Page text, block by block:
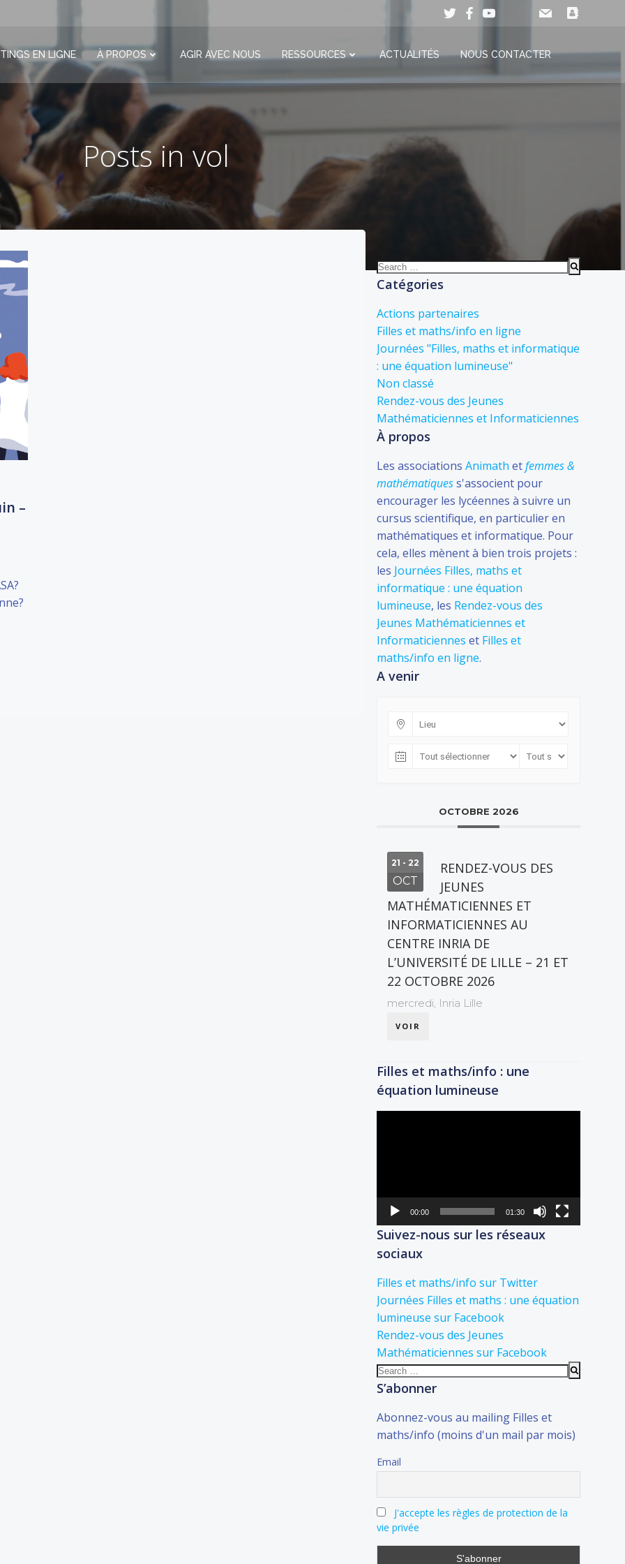
EN LIGNE À PROPOS AGIR AVEC NOUS RESSOURCES ACTUALITÉS NOUS CONTACTER
Posts in vol
–
Search
for:
Catégories
Actions partenaires
Filles et maths/info en ligne
Journées "Filles, maths et informatique
: une équation lumineuse"
Non classé
Rendez-vous des Jeunes
Mathématiciennes et Informaticiennes
À propos
Les associations Animath etfemmes &
mathématiquess'associent pour
encourager les lycéennes à suivre un
cursus scientifique, en particulier en
mathématiques et informatique. Pour
cela, elles mènent à bien trois projets :
les Journées Filles, maths et
informatique : une équation
lumineuse, les Rendez-vous des
Jeunes Mathématiciennes et
Informaticiennes et Filles et
maths/info en ligne.
A venir
OCTOBRE 2026
21 - 22
OCT
RENDEZ-VOUS DES
JEUNES
MATHÉMATICIENNES ET
INFORMATICIENNES AU
CENTRE INRIA DE
L’UNIVERSITÉ DE LILLE – 21 ET
22 OCTOBRE 2026
mercredi, Inria Lille
VOIR
Filles et maths/info : une
équation lumineuse
00:00 01:30
Suivez-nous sur les réseaux
sociaux
Filles et maths/info sur Twitter
Journées Filles et maths : une équation
lumineuse sur Facebook
Rendez-vous des Jeunes
Mathématiciennes sur Facebook
Search
for:
S’abonner
Abonnez-vous au mailing Filles et
maths/info (moins d'un mail par mois)
Email
J'accepte les règles de protection de la
vie privée